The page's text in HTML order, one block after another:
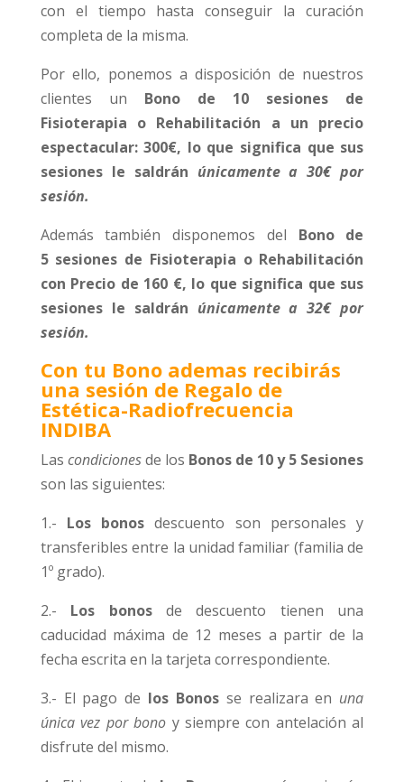
con el tiempo hasta conseguir la curación
completa de la misma.
Por ello, ponemos a disposición de nuestros
clientes un Bono de 10 sesiones de
Fisioterapia o Rehabilitación a un precio
espectacular: 300€, lo que significa que sus
sesiones le saldrán únicamente a 30€ por
sesión.
Además también disponemos del Bono de
5 sesiones de Fisioterapia o Rehabilitación
con Precio de 160 €, lo que significa que sus
sesiones le saldrán únicamente a 32€ por
sesión.
Con tu Bono ademas recibirás
una sesión de Regalo de
Estética-Radiofrecuencia
INDIBA
Las condicionesde los Bonos de 10 y 5 Sesiones
son las siguientes:
1.- Los bonos descuento son personales y
transferibles entre la unidad familiar (familia de
1º grado).
2.- Los bonosde descuento tienen una
caducidad máxima de 12 meses a partir de la
fecha escrita en la tarjeta correspondiente.
3.- El pago de los Bonosse realizara en una
única vez por bono y siempre con antelación al
disfrute del mismo.